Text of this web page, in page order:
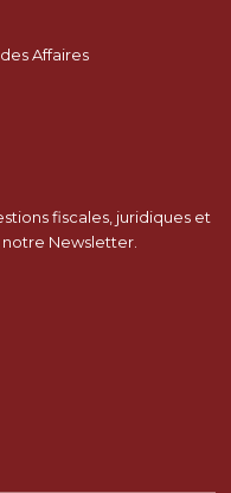
Affaires
fiscales, juridiques et
Newsletter.